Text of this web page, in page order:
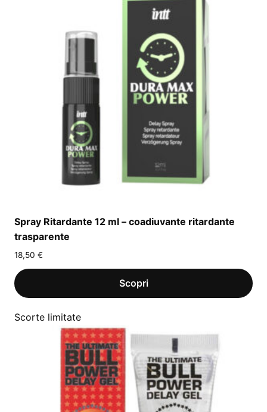
Spray Ritardante 12 ml – coadiuvante ritardante
trasparente
18,50 €
Scorte limitate